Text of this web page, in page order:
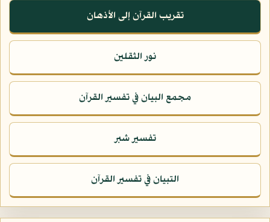
تقريب القرآن إلى الأذهان
نور الثقلين
مجمع البيان في تفسير القرآن
تفسير شبر
التبيان في تفسير القرآن